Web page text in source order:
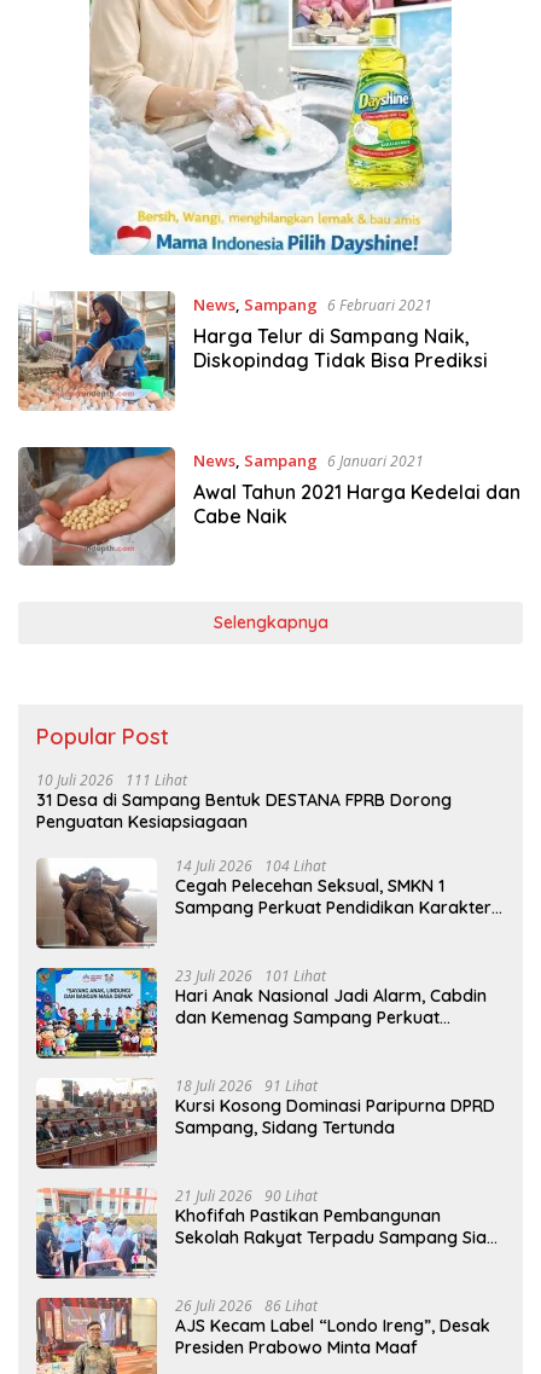
News, Sampang 6 Februari 2021
Harga Telur di Sampang Naik,
Diskopindag Tidak Bisa Prediksi
News, Sampang 6 Januari 2021
Awal Tahun 2021 Harga Kedelai dan
Cabe Naik
Selengkapnya
Popular Post
10 Juli 2026 111 Lihat
31 Desa di Sampang Bentuk DESTANA FPRB Dorong
Penguatan Kesiapsiagaan
14 Juli 2026 104 Lihat
Cegah Pelecehan Seksual, SMKN 1
Sampang Perkuat Pendidikan Karakter
23 Juli 2026 101 Lihat
Hari Anak Nasional Jadi Alarm, Cabdin
dan Kemenag Sampang Perkuat
18 Juli 2026 91 Lihat
Kursi Kosong Dominasi Paripurna DPRD
Sampang, Sidang Tertunda
21 Juli 2026 90 Lihat
Khofifah Pastikan Pembangunan
Sekolah Rakyat Terpadu Sampang Siap
26 Juli 2026 86 Lihat
AJS Kecam Label “Londo Ireng”, Desak
Presiden Prabowo Minta Maaf